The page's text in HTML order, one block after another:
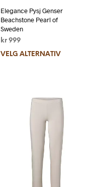
Elegance Pysj Genser
Beachstone Pearl of
Sweden
kr999
VELG ALTERNATIV